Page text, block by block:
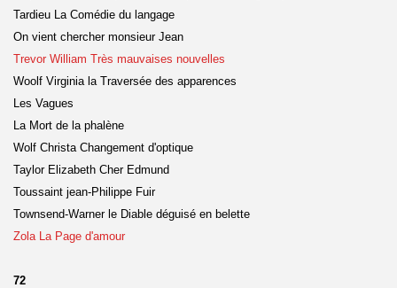
Tardieu La Comédie du langage
On vient chercher monsieur Jean
Trevor William Très mauvaises nouvelles
Woolf Virginia la Traversée des apparences
Les Vagues
La Mort de la phalène
Wolf Christa Changement d'optique
Taylor Elizabeth Cher Edmund
Toussaint jean-Philippe Fuir
Townsend-Warner le Diable déguisé en belette
Zola La Page d'amour
72